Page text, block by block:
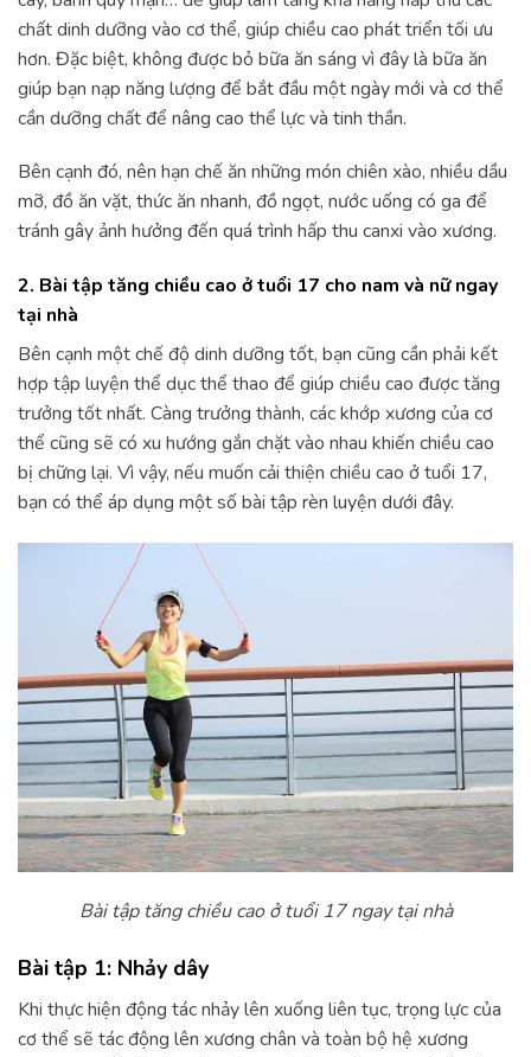
chất dinh dưỡng vào cơ thể, giúp chiều cao phát triển tối ưu
hơn. Đặc biệt, không được bỏ bữa ăn sáng vì đây là bữa ăn
giúp bạn nạp năng lượng để bắt đầu một ngày mới và cơ thể
cần dưỡng chất để nâng cao thể lực và tinh thần.
Bên cạnh đó, nên hạn chế ăn những món chiên xào, nhiều dầu
mỡ, đồ ăn vặt, thức ăn nhanh, đồ ngọt, nước uống có ga để
tránh gây ảnh hưởng đến quá trình hấp thu canxi vào xương.
2. Bài tập tăng chiều cao ở tuổi 17 cho nam và nữ ngay
tại nhà
Bên cạnh một chế độ dinh dưỡng tốt, bạn cũng cần phải kết
hợp tập luyện thể dục thể thao để giúp chiều cao được tăng
trưởng tốt nhất. Càng trưởng thành, các khớp xương của cơ
thể cũng sẽ có xu hướng gắn chặt vào nhau khiến chiều cao
bị chững lại. Vì vậy, nếu muốn cải thiện chiều cao ở tuổi 17,
bạn có thể áp dụng một số bài tập rèn luyện dưới đây.
Bài tập tăng chiều cao ở tuổi 17 ngay tại nhà
Bài tập 1: Nhảy dây
Khi thực hiện động tác nhảy lên xuống liên tục, trọng lực của
cơ thể sẽ tác động lên xương chân và toàn bộ hệ xương